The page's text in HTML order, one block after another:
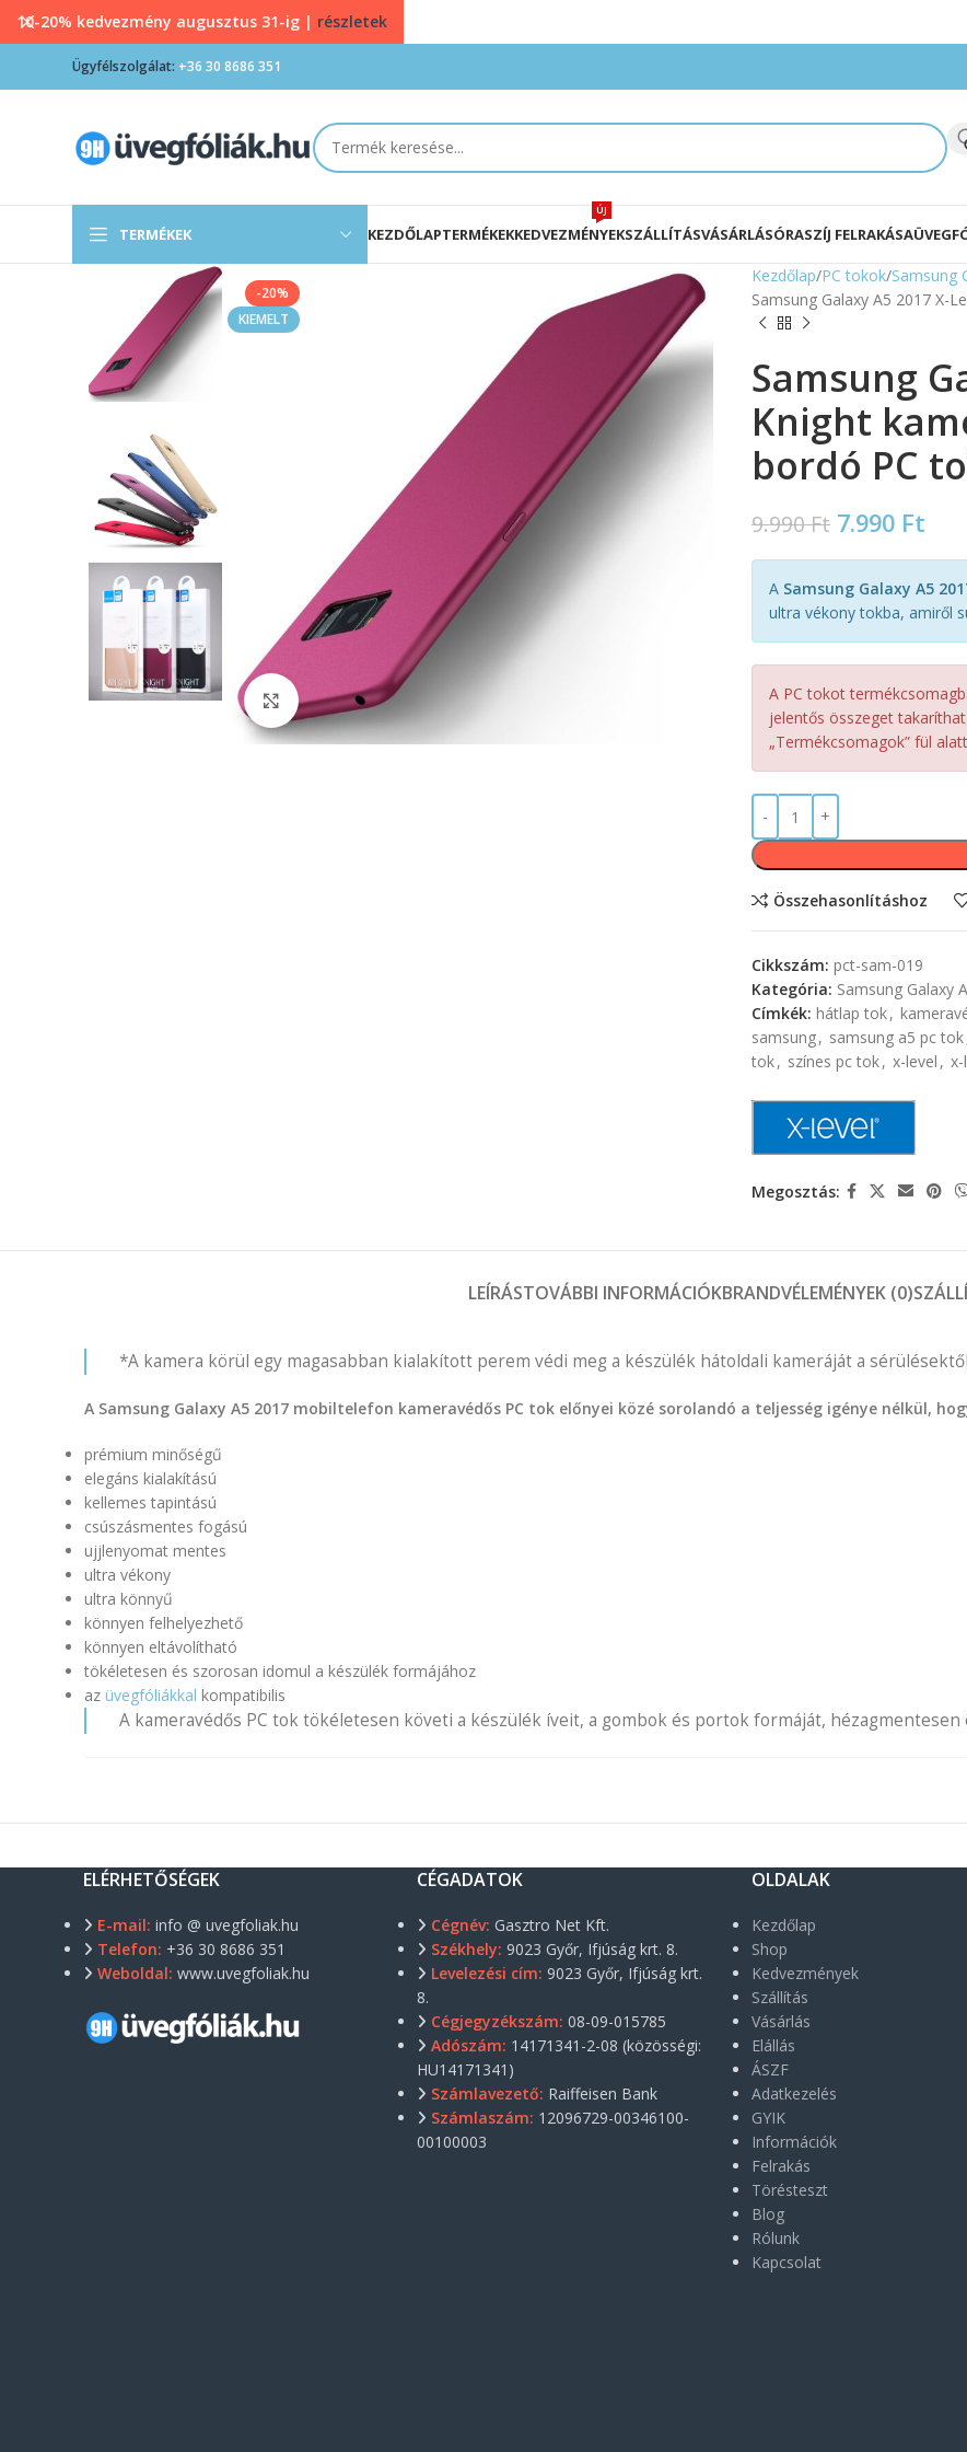
Ügyfélszolgálat: +36 30 8686 351
TERMÉKEK KEZDŐLAPTERMÉKEKKEDVEZMÉNYEK
ÚJ
SZÁLLÍTÁSVÁSÁRLÁSÓRASZÍJ FELRAKÁSA
-20%
KIEMELT
Nagyítás
Kezdőlap PC tokok Samsung
Samsung Galaxy A5 2017 X-
Samsung
Knight
bordó PC
9.990Ft 7.990 Ft
A Samsung Galaxy A5
ultra vékony tokba, amiről
A PC tokot
jelentős összeget
„Termékcsomagok” fül
Összehasonlításhoz
Cikkszám: pct-sam-019
Kategória: Samsung Galaxy
Címkék: hátlap tok,
samsung, samsung a5 pc tok
tok, színes pc tok, x-level ,
Megosztás:
LEÍRÁSTOVÁBBI INFORMÁCIÓKBRANDVÉLEMÉNYEK (0)
*A kamera körül egy magasabban kialakított perem védi meg a készülék hátoldali kameráját a
A Samsung Galaxy A5 2017 mobiltelefon kameravédős PC tok előnyei közé sorolandó a teljesség igénye nélkül,
prémium minőségű
elegáns kialakítású
kellemes tapintású
csúszásmentes fogású
ujjlenyomat mentes
ultra vékony
ultra könnyű
könnyen felhelyezhető
könnyen eltávolítható
tökéletesen és szorosan idomul a készülék formájához
az üvegfóliákkal kompatibilis
A kameravédős PC tok tökéletesen követi a készülék íveit, a gombok és portok formáját,
ELÉRHETŐSÉGEK
E-mail: info @ uvegfoliak.hu
Telefon: +36 30 8686 351
Weboldal: www.uvegfoliak.hu
CÉGADATOK
Cégnév: Gasztro Net Kft.
Székhely: 9023 Győr, Ifjúság krt. 8.
Levelezési cím: 9023 Győr, Ifjúság krt.
8.
Cégjegyzékszám: 08-09-015785
Adószám: 14171341-2-08 (közösségi:
HU14171341)
Számlavezető: Raiffeisen Bank
Számlaszám: 12096729-00346100-
00100003
OLDALAK
Kezdőlap
Shop
Kedvezmények
Szállítás
Vásárlás
Elállás
ÁSZF
Adatkezelés
GYIK
Információk
Felrakás
Törésteszt
Blog
Rólunk
Kapcsolat
10-20% kedvezmény augusztus 31-ig | részletek